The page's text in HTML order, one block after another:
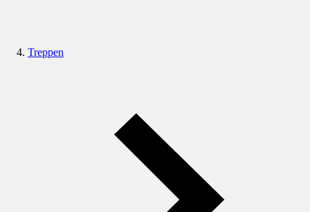
Treppen